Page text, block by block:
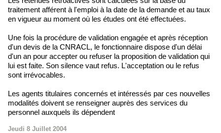
traitement afférent à l'emploi à la date de la demande et au taux
en vigueur au moment où les études ont été effectuées.
Une fois la procédure de validation engagée et après réception
d'un devis de la CNRACL, le fonctionnaire dispose d'un délai
d'un an pour accepter ou refuser la proposition de validation qui
lui est faite. Son silence vaut refus. L'acceptation ou le refus
sont irrévocables.
Les agents titulaires concernés et intéressés par ces nouvelles
modalités doivent se renseigner auprès des services du
personnel auxquels ils dépendent
Jeudi 8 Juillet 2004